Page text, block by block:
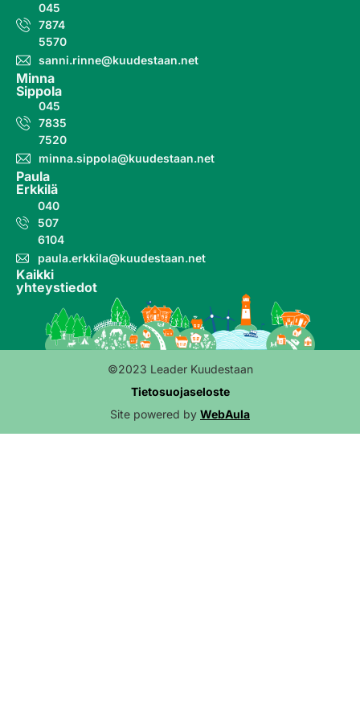
045
7874
5570
sanni.rinne@kuudestaan.net
Minna
Sippola
045
7835
7520
minna.sippola@kuudestaan.net
Paula
Erkkilä
040
507
6104
paula.erkkila@kuudestaan.net
Kaikki
yhteystiedot
©2023 Leader Kuudestaan
Tietosuojaseloste
Site powered by WebAula